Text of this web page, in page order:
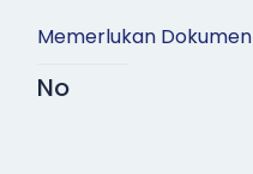
Memerlukan Dokumen
No